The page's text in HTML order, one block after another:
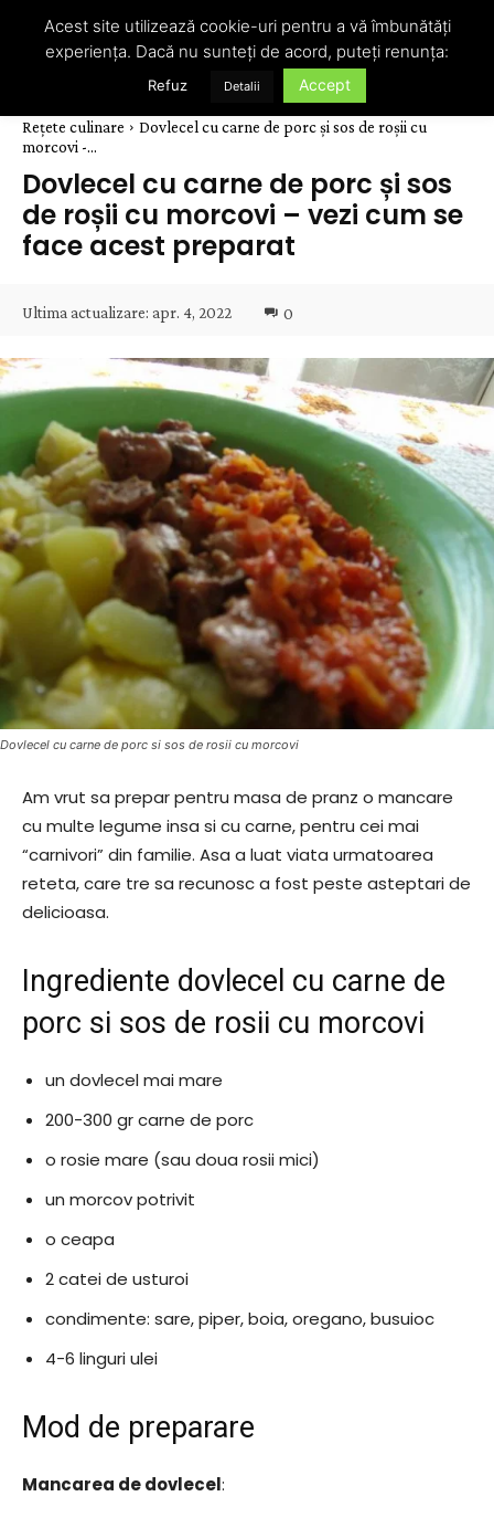
Rețete culinare
Dovlecel cu carne de porc și sos de roșii cu
morcovi -...
Dovlecel cu carne de porc și sos
de roșii cu morcovi – vezi cum se
face acest preparat
Ultima actualizare: apr. 4, 2022 0
Dovlecel cu carne de porc si sos de rosii cu morcovi
Am vrut sa prepar pentru masa de pranz o mancare
cu multe legume insa si cu carne, pentru cei mai
“carnivori” din familie. Asa a luat viata urmatoarea
reteta, care tre sa recunosc a fost peste asteptari de
delicioasa.
Ingrediente dovlecel cu carne de
porc si sos de rosii cu morcovi
un dovlecel mai mare
200-300 gr carne de porc
o rosie mare (sau doua rosii mici)
un morcov potrivit
o ceapa
2 catei de usturoi
condimente: sare, piper, boia, oregano, busuioc
4-6 linguri ulei
Mod de preparare
Mancarea de dovlecel:
Acest site utilizează cookie-uri pentru a vă îmbunătăți
experiența. Dacă nu sunteți de acord, puteți renunța:
Refuz Detalii Accept